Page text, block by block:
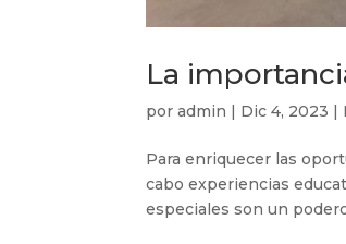
La
poradmin | Dic 4, 2023 |
Para enriquecer las
cabo experiencias
especiales son un